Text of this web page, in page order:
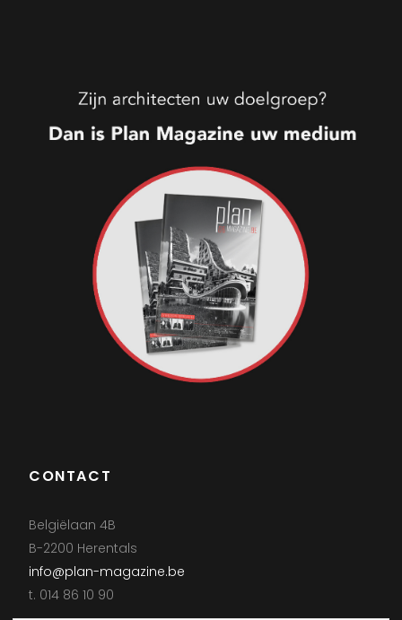
CONTACT
Belgiëlaan 4B
B-2200 Herentals
info@plan-magazine.be
t. 014 86 10 90